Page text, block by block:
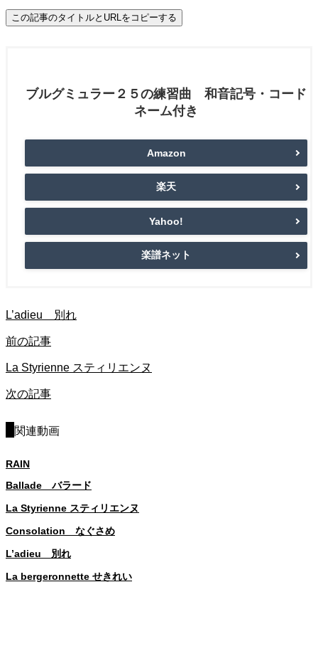
この記事のタイトルとURLをコピーする
ブルグミュラー２５の練習曲 和音記号・コード
ネーム付き
Amazon
楽天
Yahoo!
楽譜ネット
L’adieu 別れ
前の記事
La Styrienne スティリエンヌ
次の記事
関連動画
RAIN
Ballade バラード
La Styrienne スティリエンヌ
Consolation なぐさめ
L’adieu 別れ
La bergeronnette せきれい